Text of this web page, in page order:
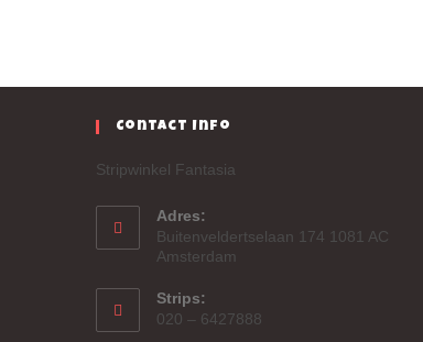
Contact Info
Stripwinkel Fantasia
Adres:
Buitenveldertselaan 174 1081 AC
Amsterdam
Strips:
020 – 6427888